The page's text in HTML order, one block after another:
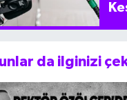
da ilginizi